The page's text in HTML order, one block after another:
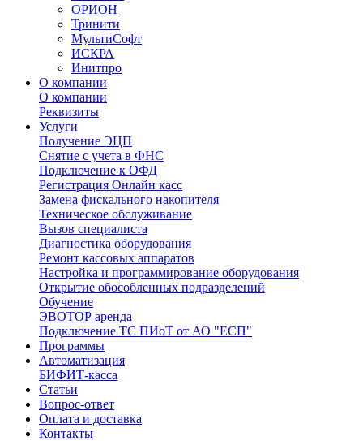
ОРИОН
Тринити
МультиСофт
ИСКРА
Инитпро
О компании
О компании
Реквизиты
Услуги
Получение ЭЦП
Снятие с учета в ФНС
Подключение к ОФД
Регистрация Онлайн касс
Замена фискального накопителя
Техническое обслуживание
Вызов специалиста
Диагностика оборудования
Ремонт кассовых аппаратов
Настройка и программирование оборудования
Открытие обособленных подразделений
Обучение
ЭВОТОР аренда
Подключение ТС ПИоТ от АО "ЕСП"
Программы
Автоматизация
БИФИТ-касса
Статьи
Вопрос-ответ
Оплата и доставка
Контакты